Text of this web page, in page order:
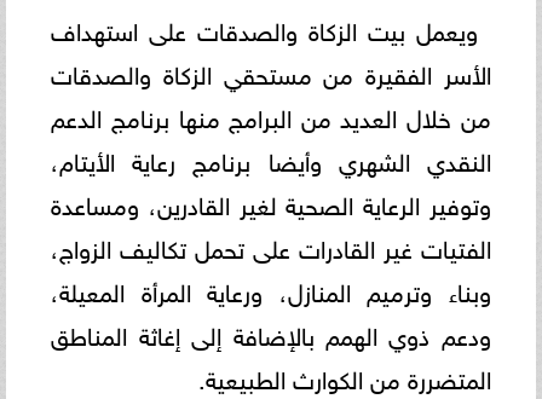
ويعمل بيت الزكاة والصدقات على استهداف
الأسر الفقيرة من مستحقي الزكاة والصدقات
من خلال العديد من البرامج منها برنامج الدعم
النقدي الشهري وأيضا برنامج رعاية الأيتام،
وتوفير الرعاية الصحية لغير القادرين، ومساعدة
الفتيات غير القادرات على تحمل تكاليف الزواج،
وبناء وترميم المنازل، ورعاية المرأة المعيلة،
ودعم ذوي الهمم بالإضافة إلى إغاثة المناطق
المتضررة من الكوارث الطبيعية.